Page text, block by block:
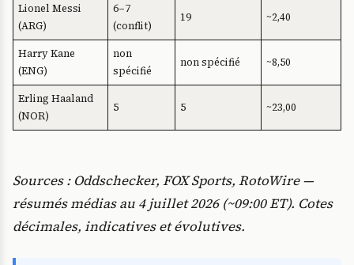
Lionel Messi
(ARG)
6–7
(conflit)
19 ~2,40
Harry Kane
(ENG)
non
spécifié
non spécifié ~8,50
Erling Haaland
(NOR)
5 5 ~23,00
Sources : Oddschecker, FOX Sports, RotoWire —
résumés médias au 4 juillet 2026 (~09:00 ET). Cotes
décimales, indicatives et évolutives.